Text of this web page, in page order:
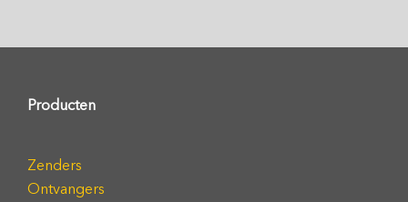
Producten
Zenders
Ontvangers